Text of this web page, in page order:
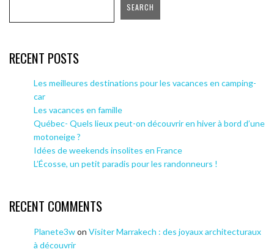
SEARCH
RECENT POSTS
Les meilleures destinations pour les vacances en camping-
car
Les vacances en famille
Québec- Quels lieux peut-on découvrir en hiver à bord d’une
motoneige ?
Idées de weekends insolites en France
L’Écosse, un petit paradis pour les randonneurs !
RECENT COMMENTS
Planete3won Visiter Marrakech : des joyaux architecturaux
à découvrir